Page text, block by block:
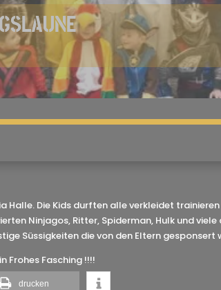
Halle. Die Kids durften alle verkleidet
Ninjagos, Ritter, Spiderman, Hulk und
Süssigkeiten die von den Eltern gesponsert
Frohes Fasching !!!!
drucken